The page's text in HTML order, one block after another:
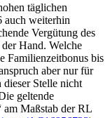
täglichen
auch weiterhin
Vergütung des
Hand. Welche
Familienzeitbonus bis
aber nur für
dieser Stelle nicht
geltende
am Maßstab der RL